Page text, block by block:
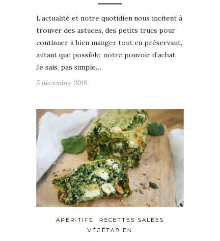
L’actualité et notre quotidien nous incitent à
trouver des astuces, des petits trucs pour
continuer à bien manger tout en préservant,
autant que possible, notre pouvoir d’achat.
Je sais, pas simple…
5 décembre 2018
APÉRITIFS
RECETTES SALÉES
VÉGÉTARIEN